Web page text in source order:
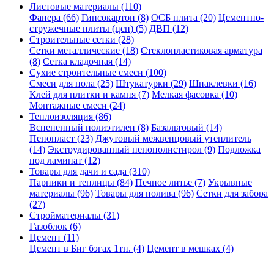
Листовые материалы (110)
Фанера (66) Гипсокартон (8) ОСБ плита (20) Цементно-
стружечные плиты (цсп) (5) ДВП (12)
Строительные сетки (28)
Сетки металлические (18) Стеклопластиковая арматура
(8) Сетка кладочная (14)
Сухие строительные смеси (100)
Смеси для пола (25) Штукатурки (29) Шпаклевки (16)
Клей для плитки и камня (7) Мелкая фасовка (10)
Монтажные смеси (24)
Теплоизоляция (86)
Вспененный полиэтилен (8) Базальтовый (14)
Пенопласт (23) Джутовый межвенцовый утеплитель
(14) Экструдированный пенополистирол (9) Подложка
под ламинат (12)
Товары для дачи и сада (310)
Парники и теплицы (84) Печное литье (7) Укрывные
материалы (96) Товары для полива (96) Сетки для забора
(27)
Стройматериалы (31)
Газоблок (6)
Цемент (11)
Цемент в Биг бэгах 1тн. (4) Цемент в мешках (4)